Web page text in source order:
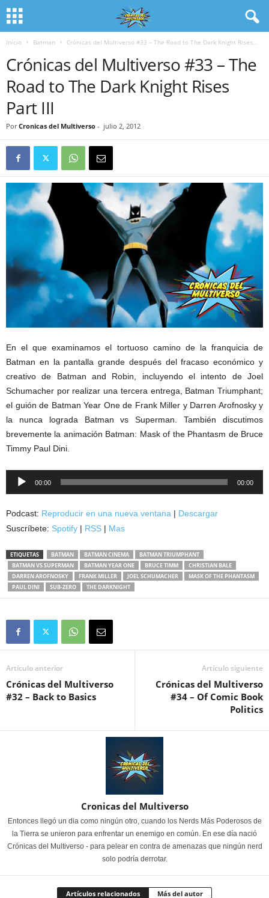
Inicio Batman Crónicas del Multiverso #33 – The Road to The Dark Knight Rises...
Crónicas del Multiverso #33 – The
Road to The Dark Knight Rises
Part III
Por Cronicas del Multiverso - julio 2, 2012
En el que examinamos el tortuoso camino de la franquicia de
Batman en la pantalla grande después del fracaso económico y
creativo de Batman and Robin, incluyendo el intento de Joel
Schumacher por realizar una tercera entrega, Batman Triumphant;
el guión de Batman Year One de Frank Miller y Darren Arofnosky y
la nunca lograda Batman vs Superman. También discutimos
brevemente la animación Batman: Mask of the Phantasm de Bruce
Timmy Paul Dini.
Reproductor
00:00 00:00
Podcast: Reproducir en una nueva ventana | Descargar
Suscríbete: Spotify | RSS | Mas
ETIQUETAS BATMAN BATMAN CINEMA
BATMAN TRIUMPHANT
BATMAN VS SUPERMAN
BATMAN YEAR ONE BRUCE TIMM
CHRISTIAN BALE
DARREN AROFNOSKY
FRANK MILLER JOEL SCHUMACHER
MASK OF THE PHANTASM
PAUL DINI
SUB-ZERO THE DARKNIGHT
Artículo anterior
Crónicas del Multiverso
#32 – Back to Basics
Artículo siguiente
Crónicas del Multiverso
#34 – Of Comic Book
Politics
Cronicas del Multiverso
Entonces llegó un dia como ningún otro, cuando los Nerds Más Poderosos de
la Tierra se unieron para enfrentar un enemigo en común. En ese día nació
Crónicas del Multiverso - para pelear en contra de amenazas que ningún nerd
solo podría derrotar.
Artículos relacionados Más del autor